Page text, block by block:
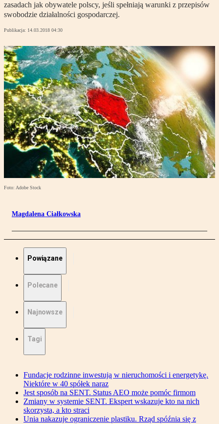
zasadach jak obywatele polscy, jeśli spełniają warunki z przepisów
swobodzie działalności gospodarczej.
Publikacja: 14.03.2018 04:30
Foto: Adobe Stock
Magdalena Ciałkowska
Powiązane
Polecane
Najnowsze
Tagi
Fundacje rodzinne inwestują w nieruchomości i energetykę.
Niektóre w 40 spółek naraz
Jest sposób na SENT. Status AEO może pomóc firmom
Zmiany w systemie SENT. Ekspert wskazuje kto na nich
skorzysta, a kto straci
Unia nakazuje ograniczenie plastiku. Rząd spóźnia się z